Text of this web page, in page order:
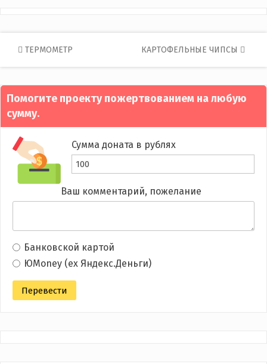
Post
navigation
ТЕРМОМЕТР КАРТОФЕЛЬНЫЕ ЧИПСЫ
Помогите проекту пожертвованием на любую
сумму.
Сумма доната в рублях
Ваш комментарий, пожелание
Банковской картой
ЮMoney (ex Яндекс.Деньги)